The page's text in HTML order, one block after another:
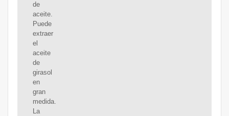
de
aceite.
Puede
extraer
el
aceite
de
girasol
en
gran
medida.
La